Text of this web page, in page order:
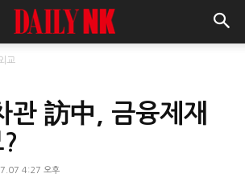
교
관 訪中, 금융제재
4:27 오후